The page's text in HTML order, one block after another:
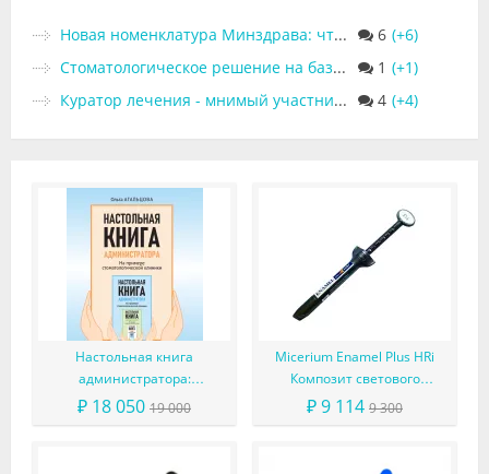
Новая номенклатура Минздрава: что изменится для врачей уже с 1 сентября 2026 года?
6
Стоматологическое решение на базе искусственного интеллекта предназначено для ухода за пожилыми людьми
1
Куратор лечения - мнимый участник медицинского бизнеса
4
Настольная книга
администратора:
конституция вашего
₽ 18 050 19 000
Micerium Enamel Plus HRi
Композит светового
отверждения в шприце
₽ 9 114 9 300